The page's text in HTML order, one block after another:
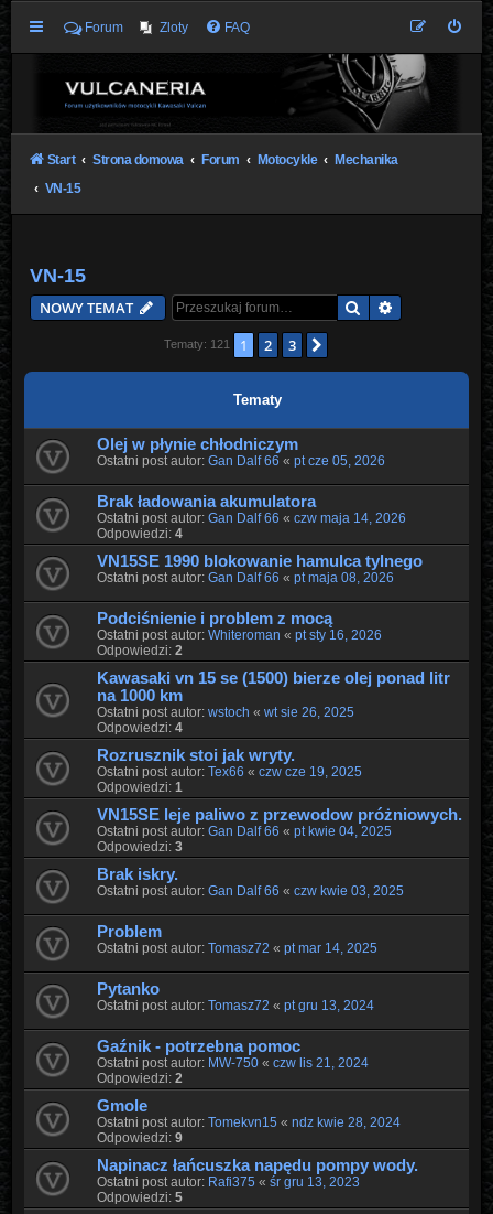
Forum Zloty FAQ
Start Strona domowa Forum Motocykle
Mechanika
VN-15
VN-15
NOWY TEMAT Szukaj
Tematy: 121 1 2 3
Tematy
Olej w płynie chłodniczym
Ostatni post autor: Gan Dalf 66 « pt cze 05, 2026
Brak ładowania akumulatora
Ostatni post autor: Gan Dalf 66 « czw maja 14, 2026
Odpowiedzi: 4
VN15SE 1990 blokowanie hamulca tylnego
Ostatni post autor: Gan Dalf 66 « pt maja 08, 2026
Podciśnienie i problem z mocą
Ostatni post autor: Whiteroman « pt sty 16, 2026
Odpowiedzi: 2
Kawasaki vn 15 se (1500) bierze olej ponad litr
na 1000 km
Ostatni post autor: wstoch « wt sie 26, 2025
Odpowiedzi: 4
Rozrusznik stoi jak wryty.
Ostatni post autor: Tex66 « czw cze 19, 2025
Odpowiedzi: 1
VN15SE leje paliwo z przewodow próżniowych.
Ostatni post autor: Gan Dalf 66 « pt kwie 04, 2025
Odpowiedzi: 3
Brak iskry.
Ostatni post autor: Gan Dalf 66 « czw kwie 03, 2025
Problem
Ostatni post autor: Tomasz72 « pt mar 14, 2025
Pytanko
Ostatni post autor: Tomasz72 « pt gru 13, 2024
Gaźnik - potrzebna pomoc
Ostatni post autor: MW-750« czw lis 21, 2024
Odpowiedzi: 2
Gmole
Ostatni post autor: Tomekvn15 « ndz kwie 28, 2024
Odpowiedzi: 9
Napinacz łańcuszka napędu pompy wody.
Ostatni post autor: Rafi375 « śr gru 13, 2023
Odpowiedzi: 5